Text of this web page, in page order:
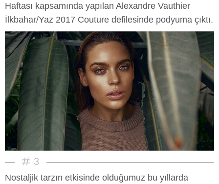
Haftası kapsamında yapılan Alexandre Vauthier
İlkbahar/Yaz 2017 Couture defilesinde podyuma çıktı.
3
Nostaljik tarzın etkisinde olduğumuz bu yıllarda